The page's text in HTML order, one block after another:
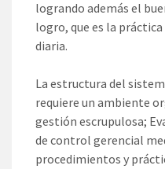
logrando además el
logro, que es la
diaria.
La estructura del
requiere un ambiente
gestión escrupulosa;
de control gerencial
procedimientos y